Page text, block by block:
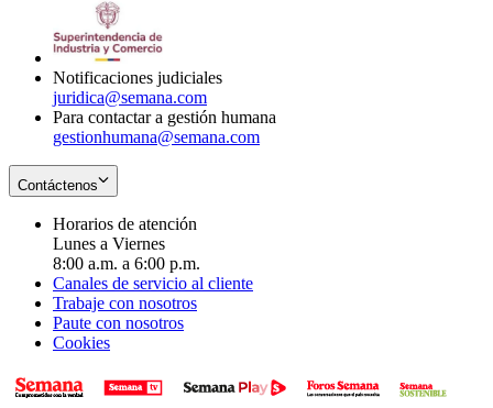
Notificaciones judiciales
juridica@semana.com
Para contactar a gestión humana
gestionhumana@semana.com
Contáctenos
Horarios de atención
Lunes a Viernes
8:00 a.m. a 6:00 p.m.
Canales de servicio al cliente
Trabaje con nosotros
Paute con nosotros
Cookies